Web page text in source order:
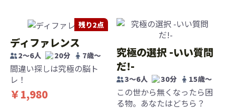
残り2点
ディファレンス
2～6人 20分 7歳〜
間違い探しは究極の脳ト
レ！
￥1,980
究極の選択 -いい質問
だ!-
3～6人 30分 15歳〜
この世から無くなったら困
る物。あなたはどちら？